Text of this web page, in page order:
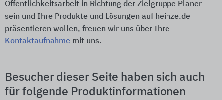
Öffentlichkeitsarbeit in Richtung der Zielgruppe Planer
sein und Ihre Produkte und Lösungen auf heinze.de
präsentieren wollen, freuen wir uns über Ihre
Kontaktaufnahme mit uns.
Besucher dieser Seite haben sich auch
für folgende Produktinformationen